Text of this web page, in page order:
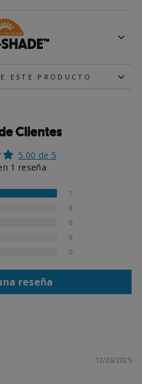
ESTE PRODUCTO
Clientes
5.00 de 5
1 reseña
1
0
0
0
0
reseña
12/26/2025